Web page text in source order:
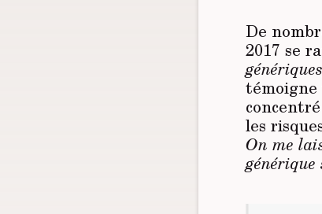
De
2017 se
témoigne
les
On me